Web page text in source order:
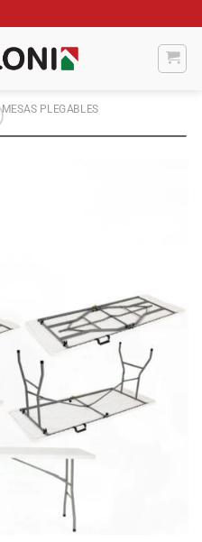
MESAS PLEGABLES